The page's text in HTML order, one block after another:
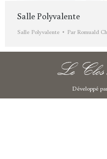
Salle Polyvalente
Salle Polyvalente Par Romuald
Développé